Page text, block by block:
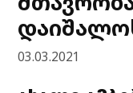
03.03.2021